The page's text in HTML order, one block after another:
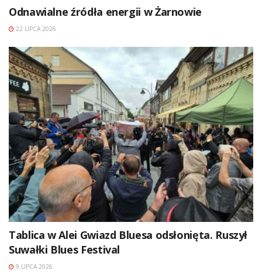
Odnawialne źródła energii w Żarnowie
22 LIPCA 2026
Tablica w Alei Gwiazd Bluesa odsłonięta. Ruszył
Suwałki Blues Festival
9 LIPCA 2026